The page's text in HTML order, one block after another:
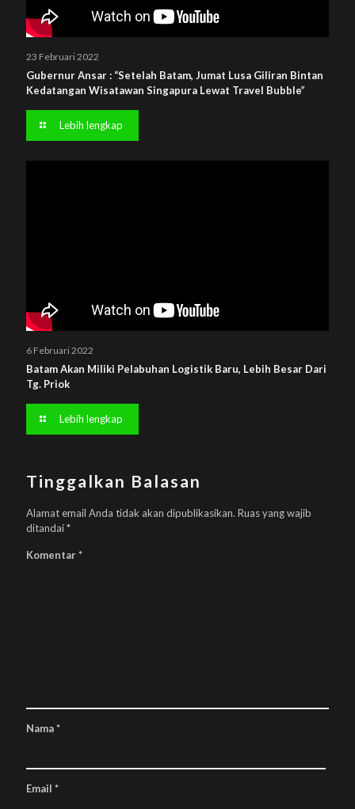
23 Februari 2022
Gubernur Ansar : “Setelah Batam, Jumat Lusa Giliran Bintan
Kedatangan Wisatawan Singapura Lewat Travel Bubble”
Lebih lengkap
6 Februari 2022
Batam Akan Miliki Pelabuhan Logistik Baru, Lebih Besar Dari
Tg. Priok
Lebih lengkap
Tinggalkan Balasan
Alamat email Anda tidak akan dipublikasikan. Ruas yang wajib
ditandai*
Komentar*
Nama*
Email *